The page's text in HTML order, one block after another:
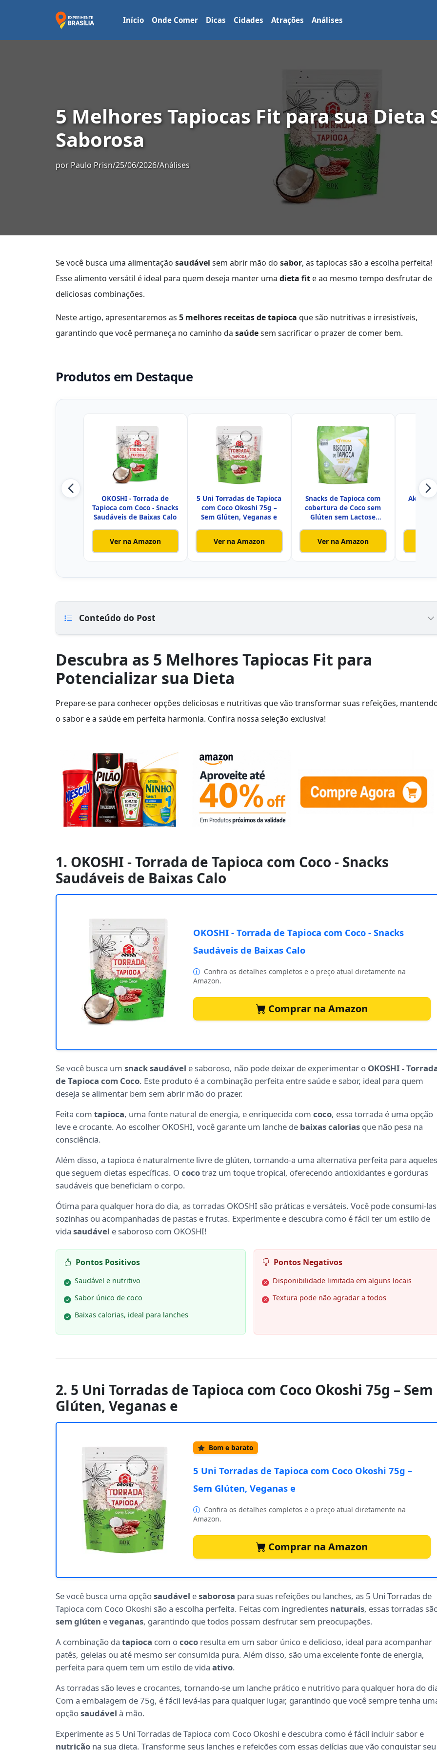
Início Onde Comer Dicas Cidades Atrações Análises
5 Melhores Tapiocas Fit para sua Dieta
Saborosa
por Paulo Prisn/25/06/2026/Análises
Se você busca uma alimentação saudável sem abrir mão do sabor, as tapiocas são a escolha perfeita!
Esse alimento versátil é ideal para quem deseja manter uma dieta fit e ao mesmo tempo desfrutar de
deliciosas combinações.
Neste artigo, apresentaremos as 5 melhores receitas de tapioca que são nutritivas e irresistíveis,
garantindo que você permaneça no caminho da saúdesem sacrificar o prazer de comer bem.
Produtos em Destaque
OKOSHI - Torrada de
Tapioca com Coco - Snacks
Saudáveis de Baixas Calo
Ver na Amazon
5 Uni Torradas de Tapioca
com Coco Okoshi 75g –
Sem Glúten, Veganas e
Ver na Amazon
Snacks de Tapioca com
cobertura de Coco sem
Glúten sem Lactose
Ver na Amazon
Akio
Conteúdo do Post
Descubra as 5 Melhores Tapiocas Fit para
Potencializar sua Dieta
Prepare-se para conhecer opções deliciosas e nutritivas que vão transformar suas refeições,
o sabor e a saúde em perfeita harmonia. Confira nossa seleção exclusiva!
1. OKOSHI - Torrada de Tapioca com Coco - Snacks
Saudáveis de Baixas Calo
OKOSHI - Torrada de Tapioca com Coco - Snacks
Saudáveis de Baixas Calo
Confira os detalhes completos e o preço atual diretamente na
Amazon.
Comprar na Amazon
Se você busca um snack saudável e saboroso, não pode deixar de experimentar o OKOSHI -
de Tapioca com Coco. Este produto é a combinação perfeita entre saúde e sabor, ideal para quem
deseja se alimentar bem sem abrir mão do prazer.
Feita com tapioca, uma fonte natural de energia, e enriquecida com coco, essa torrada é uma opção
leve e crocante. Ao escolher OKOSHI, você garante um lanche de baixas calorias que não pesa na
consciência.
Além disso, a tapioca é naturalmente livre de glúten, tornando-a uma alternativa perfeita para aqueles
que seguem dietas específicas. O cocotraz um toque tropical, oferecendo antioxidantes e gorduras
saudáveis que beneficiam o corpo.
Ótima para qualquer hora do dia, as torradas OKOSHI são práticas e versáteis. Você pode consumi-las
sozinhas ou acompanhadas de pastas e frutas. Experimente e descubra como é fácil ter um estilo de
vida saudável e saboroso com OKOSHI!
Pontos Positivos
Saudável e nutritivo
Sabor único de coco
Baixas calorias, ideal para lanches
Pontos Negativos
Disponibilidade limitada em alguns locais
Textura pode não agradar a todos
2. 5 Uni Torradas de Tapioca com Coco Okoshi 75g – Sem
Glúten, Veganas e
Bom e barato
5 Uni Torradas de Tapioca com Coco Okoshi 75g –
Sem Glúten, Veganas e
Confira os detalhes completos e o preço atual diretamente na
Amazon.
Comprar na Amazon
Se você busca uma opçãosaudável esaborosa para suas refeições ou lanches, as 5 Uni Torradas de
Tapioca com Coco Okoshi são a escolha perfeita. Feitas com ingredientes naturais, essas torradas
sem glúten eveganas, garantindo que todos possam desfrutar sem preocupações.
A combinação da tapioca com ococo resulta em um sabor único e delicioso, ideal para acompanhar
patês, geleias ou até mesmo ser consumida pura. Além disso, são uma excelente fonte de energia,
perfeita para quem tem um estilo de vida ativo.
As torradas são leves e crocantes, tornando-se um lanche prático e nutritivo para qualquer hora do
Com a embalagem de 75g, é fácil levá-las para qualquer lugar, garantindo que você sempre tenha
opçãosaudável à mão.
Experimente as 5 Uni Torradas de Tapioca com Coco Okoshi e descubra como é fácil incluir sabor e
nutrição na sua dieta. Transforme seus lanches e refeições com essas delícias que vão conquistar seu